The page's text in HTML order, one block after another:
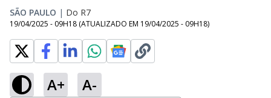
SÃO PAULO | Do R7
19/04/2025 - 09H18 (ATUALIZADO EM 19/04/2025 - 09H18)
A+ A-